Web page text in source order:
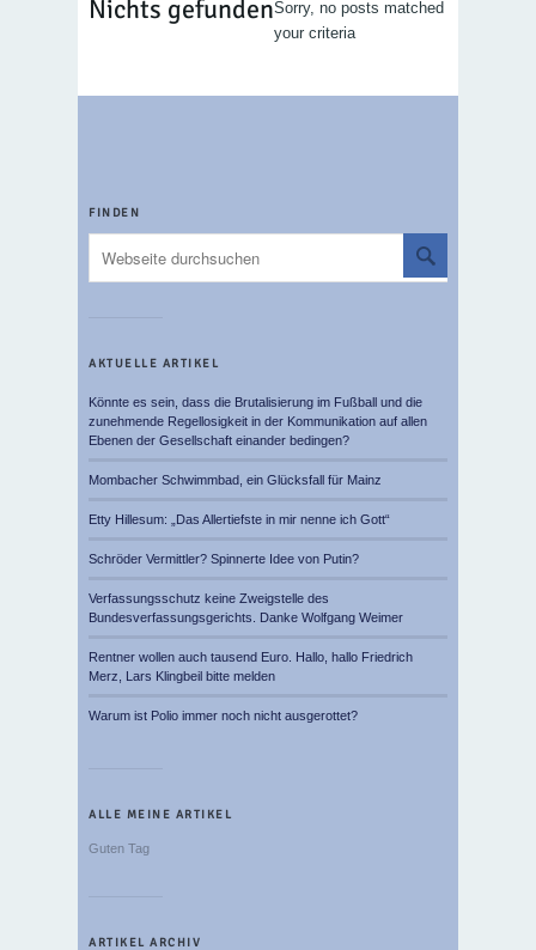
Nichts gefundenSorry, no posts matched
your criteria
FINDEN
AKTUELLE ARTIKEL
Könnte es sein, dass die Brutalisierung im Fußball und die
zunehmende Regellosigkeit in der Kommunikation auf allen
Ebenen der Gesellschaft einander bedingen?
Mombacher Schwimmbad, ein Glücksfall für Mainz
Etty Hillesum: „Das Allertiefste in mir nenne ich Gott“
Schröder Vermittler? Spinnerte Idee von Putin?
Verfassungsschutz keine Zweigstelle des
Bundesverfassungsgerichts. Danke Wolfgang Weimer
Rentner wollen auch tausend Euro. Hallo, hallo Friedrich
Merz, Lars Klingbeil bitte melden
Warum ist Polio immer noch nicht ausgerottet?
ALLE MEINE ARTIKEL
Guten Tag
ARTIKEL ARCHIV